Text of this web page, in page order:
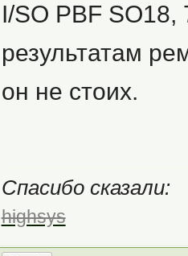
I/SO PBF
результатам
он не стоих.
Спасибо сказали:
highsys